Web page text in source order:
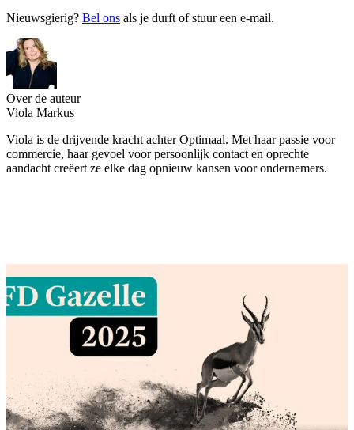
Nieuwsgierig? Bel ons als je durft of stuur een e-mail.
Over de auteur
Viola Markus
Viola is de drijvende kracht achter Optimaal. Met haar passie voor
commercie, haar gevoel voor persoonlijk contact en oprechte
aandacht creëert ze elke dag opnieuw kansen voor ondernemers.